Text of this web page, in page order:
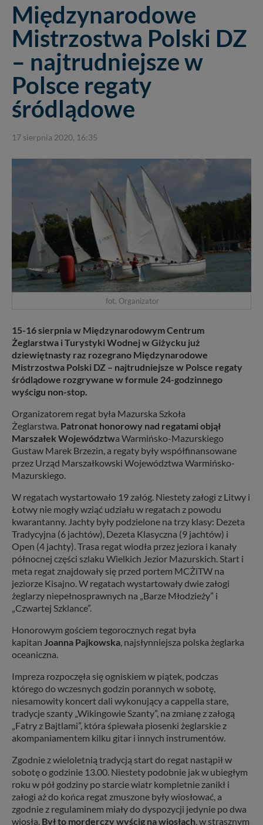
Międzynarodowe
Mistrzostwa Polski DZ
– najtrudniejsze w
Polsce regaty
śródlądowe
17 sierpnia 2020, 16:35
fot. Organizator
15-16 sierpnia w Międzynarodowym Centrum
Żeglarstwa i Turystyki Wodnej w Giżycku już
dziewiętnasty raz rozegrano Międzynarodowe
Mistrzostwa Polski DZ – najtrudniejsze w Polsce regaty
śródlądowe rozgrywane w formule 24-godzinnego
wyścigu non-stop.
Organizatorem regat była Mazurska Szkoła
Żeglarstwa. Patronat honorowy nad regatami objął
Marszałek Województwa Warmińsko-Mazurskiego
Gustaw Marek Brzezin, a regaty były współfinansowane
przez Urząd Marszałkowski Województwa Warmińsko-
Mazurskiego.
W regatach wystartowało 19 załóg. Niestety załogi z Litwy i
Łotwy nie mogły wziąć udziału w regatach z powodu
kwarantanny. Jachty były podzielone na trzy klasy: Dezeta
Tradycyjna (6 jachtów), Dezeta Klasyczna (9 jachtów) i
Open (4 jachty). Trasa regat wiodła przez jeziora i kanały
północnej części szlaku Wielkich Jezior Mazurskich. Start i
meta regat znajdowały się przed portem MCŻiTW na
jeziorze Kisajno. W regatach wystartowały dwie załogi
żeglarzy niepełnosprawnych na „Barze Młodzieży” i
„Czwartej Szklance”.
Honorowym gościem tegorocznych regat była
kapitan Joanna Pajkowska, najsłynniejsza polska żeglarka
oceaniczna.
Impreza rozpoczęła się ogniskiem w piątek, podczas
którego do wczesnych godzin porannych w sobotę,
niesamowity koncert dali wykonujący a cappella stare,
tradycje szanty „Wikingowie Szanty”, na zmianę z załogą
„Fatry z Bajtlami”, która śpiewała piosenki żeglarskie z
akompaniamentem kilku gitar i innych instrumentów.
Zgodnie z wieloletnią tradycją start do regat nastąpił w
sobotę o godzinie 13.00. Niestety podobnie jak w ubiegłym
roku w pół godziny po starcie wiatr kompletnie zanikł i
załogi aż do końca regat zmuszone były wiosłować, a
zgodnie z regulaminem miały do dyspozycji jedynie po dwa
wiosła. Był to morderczy wyścig na wiosłach, w strasznym